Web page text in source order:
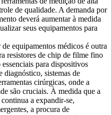
de qualidade. A demanda por
deverá aumentar à medida
seus equipamentos para
de equipamentos médicos é outra
resistores de chip de filme fino
essenciais para dispositivos
diagnóstico, sistemas de
cirúrgicas, onde a
são cruciais. À medida que a
a expandir-se,
a procura de